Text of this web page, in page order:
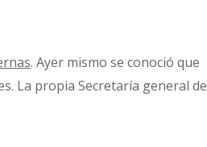
. Ayer mismo se conoció que
La propia Secretaría general de